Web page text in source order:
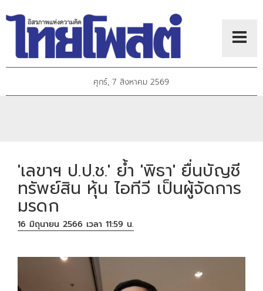
ศุกร์, 7 สิงหาคม 2569
'เลขาฯ ป.ป.ช.' ย้ำ 'พิธา' ยื่นบัญชี
ทรัพย์สิน หุ้น ไอทีวี เป็นผู้จัดการ
มรดก
16 มิถุนายน 2566 เวลา 11:59 น.